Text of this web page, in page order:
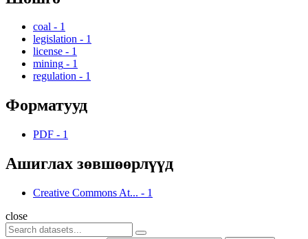
coal - 1
legislation - 1
license - 1
mining - 1
regulation - 1
Форматууд
PDF - 1
Ашиглах зөвшөөрлүүд
Creative Commons At... - 1
close